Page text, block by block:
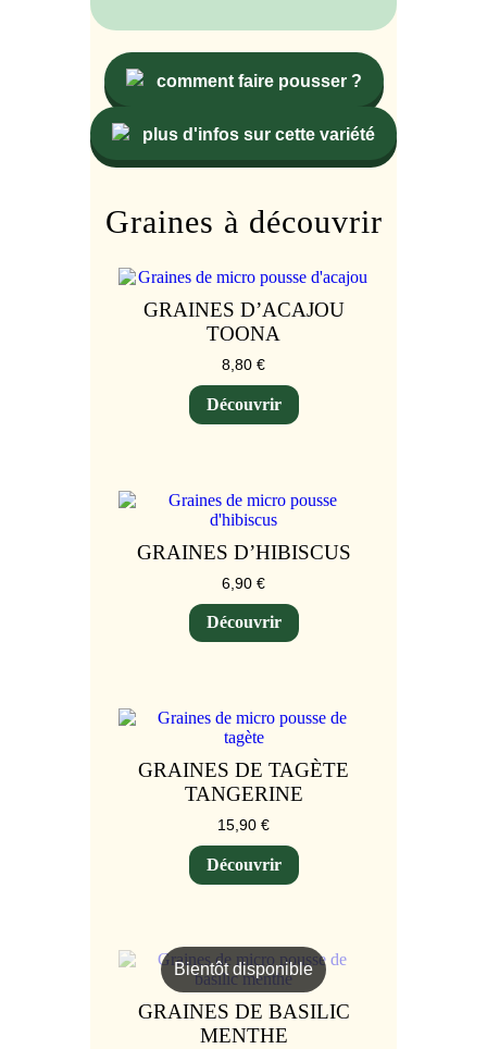
comment faire pousser ?
plus d'infos sur cette variété
Graines à découvrir
GRAINES D’ACAJOU
TOONA
8,80 €
Découvrir
GRAINES D’HIBISCUS
6,90 €
Découvrir
GRAINES DE TAGÈTE
TANGERINE
15,90 €
Découvrir
Bientôt disponible
GRAINES DE BASILIC
MENTHE